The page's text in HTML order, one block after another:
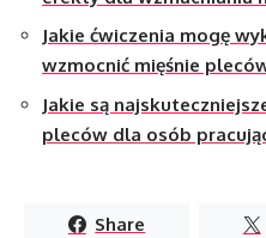
Jakie ćwiczenia mogę
wzmocnić mięśnie
Jakie są
pleców dla osób
Share